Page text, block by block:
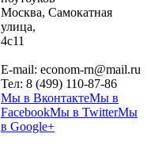
Москва, Самокатная
улица,
4с11
E-mail: econom-rn@mail.ru
Тел: 8 (499) 110-87-86
Мы в ВконтактеМы в
FacebookМы в TwitterМы
в Google+